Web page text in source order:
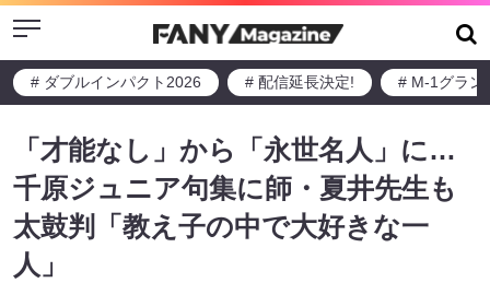
Menu
# ダブルインパクト2026 # 配信延長決定! # M-1グラン
「才能なし」から「永世名人」に…
千原ジュニア句集に師・夏井先生も
太鼓判「教え子の中で大好きな一
人」